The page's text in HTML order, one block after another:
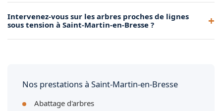
Saint-Martin-en-Bresse pour un travail soigné et conforme.
moins 3 mètres pour les lignes basse tension et jusqu'à 5
Intervenez-vous sur les arbres proches de lignes
sous tension à Saint-Martin-en-Bresse ?
temporaire afin de garantir la sécurité de l'intervention à
Nos prestations à Saint-Martin-en-Bresse
Abattage d'arbres